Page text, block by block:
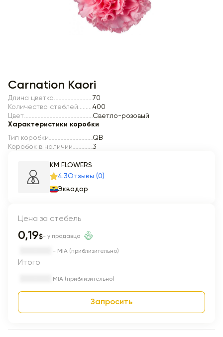
Item 1 of 1
Carnation Kaori
Длина цветка
70
Количество стеблей
400
Цвет
Светло-розовый
Характеристики коробки
Тип коробки
QB
Коробок в наличии
3
KM FLOWERS
4.3Отзывы (0)
Эквадор
Цена за стебель
0,19$- у продавца
- MIA (приблизительно)
Итого
MIA (приблизительно)
Запросить